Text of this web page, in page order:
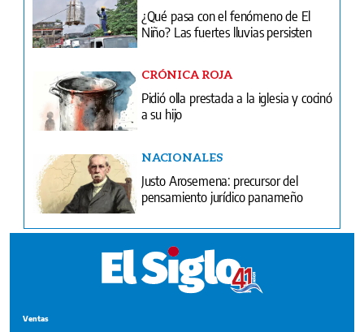
¿Qué pasa con el fenómeno de El
Niño? Las fuertes lluvias persisten
CRÓNICA ROJA
Pidió olla prestada a la iglesia y cocinó
a su hijo
NACIONALES
Justo Arosemena: precursor del
pensamiento jurídico panameño
Ventas